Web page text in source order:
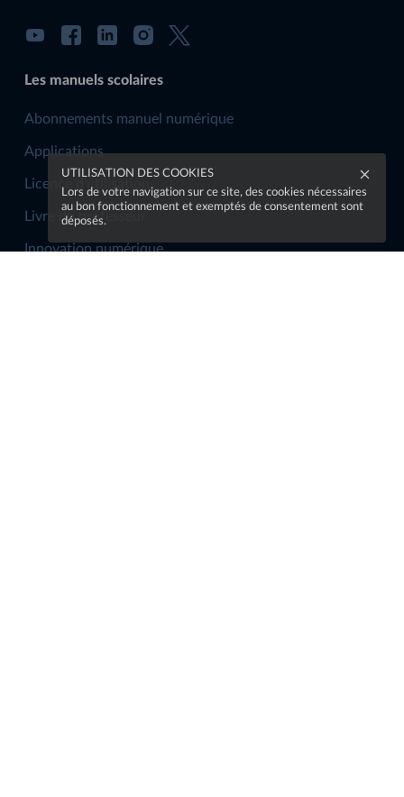
Les manuels scolaires
Abonnements manuel numérique
Applications
Licence d'utilisation
Livre du professeur
Innovation numérique
UTILISATION DES COOKIES
Lors de votre navigation sur ce site, des cookies nécessaires
au bon fonctionnement et exemptés de consentement sont
déposés.